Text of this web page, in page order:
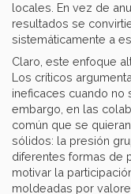
locales. En vez de
resultados se
sistemáticamente a
Claro, este enfoque
Los críticos
ineficaces cuando no
embargo, en las
común que se
sólidos: la presión
diferentes formas de
motivar la
moldeadas por